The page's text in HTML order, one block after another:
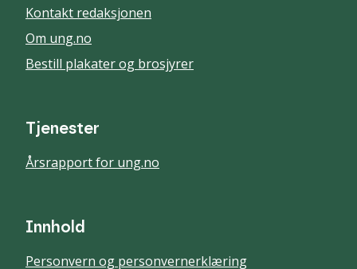
Kontakt redaksjonen
Om ung.no
Bestill plakater og brosjyrer
Tjenester
Årsrapport for ung.no
Innhold
Personvern og personvernerklæring